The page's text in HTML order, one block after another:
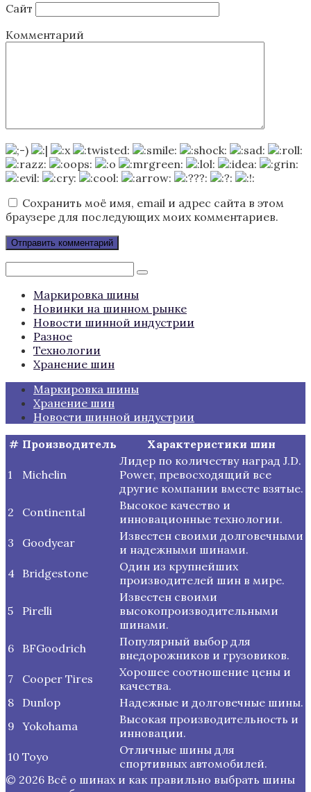
Сайт
Комментарий
Сохранить моё имя, email и адрес сайта в этом
браузере для последующих моих комментариев.
Поиск:
Маркировка шины
Новинки на шинном рынке
Новости шинной индустрии
Разное
Технологии
Хранение шин
Маркировка шины
Хранение шин
Новости шинной индустрии
# Производитель Характеристики шин
1 Michelin
Лидер по количеству наград J.D.
Power, превосходящий все
другие компании вместе взятые.
2
Continental
Высокое качество и
инновационные технологии.
3
Goodyear
Известен своими долговечными
и надежными шинами.
4 Bridgestone
Один из крупнейших
производителей шин в мире.
5 Pirelli
Известен своими
высокопроизводительными
шинами.
6
BFGoodrich
Популярный выбор для
внедорожников и грузовиков.
7
Cooper Tires
Хорошее соотношение цены и
качества.
8
Dunlop
Надежные и долговечные шины.
9 Yokohama
Высокая производительность и
инновации.
10 Toyo
Отличные шины для
спортивных автомобилей.
© 2026 Всё о шинах и как правильно выбрать шины